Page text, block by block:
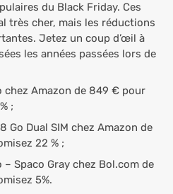
du Black Friday. Ces
très cher, mais les réductions
Jetez un coup d’œil à
les années passées lors de
chez Amazon de 849 € pour
;
Go Dual SIM chez Amazon de
22 % ;
– Spaco Gray chez Bol.com de
5%.